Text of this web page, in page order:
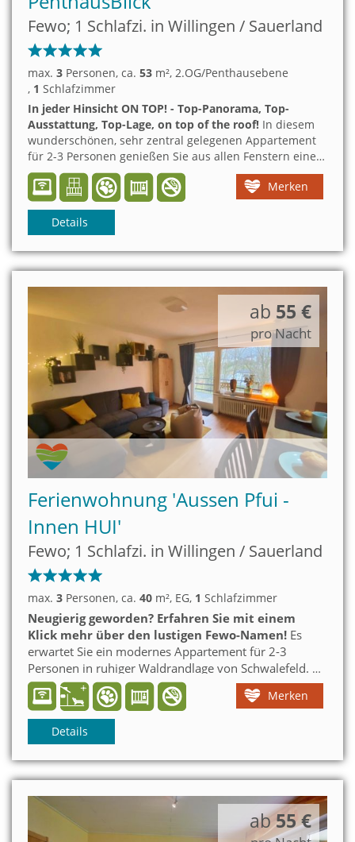
Fewo; 1 Schlafzi. in Willingen / Sauerland
max. 3 Personen, ca. 53 m², 2.OG/Penthausebene
, 1 Schlafzimmer
In jeder Hinsicht ON TOP! - Top-Panorama, Top-
Ausstattung, Top-Lage, on top of the roof! In diesem
wunderschönen, sehr zentral gelegenen Appartement
für 2-3 Personen genießen Sie aus allen Fenstern eine
traumhafte Aussicht auf Willingen und seine Berge.
Kurze Gehwege ins Zentrum und zu Seilbahn,
Lagunenbad, Eishalle, Kurpark. Ein mittelgroßer Hund
ist willkommen.
Merken
Details
Ferienwohnung 'Aussen Pfui -
Innen HUI'
Fewo; 1 Schlafzi. in Willingen / Sauerland
max. 3 Personen, ca. 40 m², EG, 1 Schlafzimmer
Neugierig geworden? Erfahren Sie mit einem
Klick mehr über den lustigen Fewo-Namen! Es
erwartet Sie ein modernes Appartement für 2-3
Personen in ruhiger Waldrandlage von Schwalefeld.
Ideal für Naturliebhaber und Gäste mit Hund. Nur
knapp 10 Autominuten zum Diemelsee und 4km ins
Willinger Zentrum.
Merken
ab 55 €
pro Nacht
Details
ab55 €